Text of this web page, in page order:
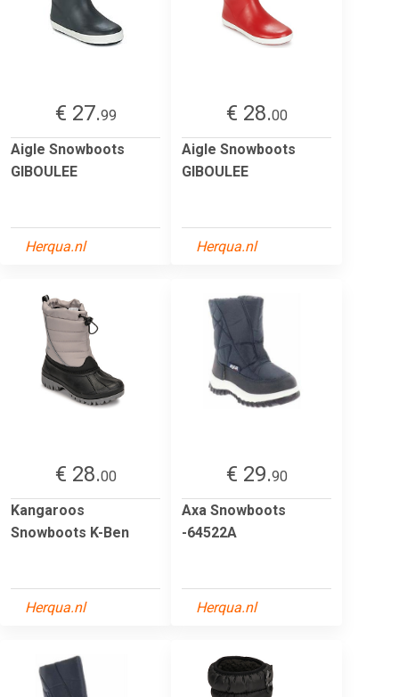
€ 27.99
Aigle Snowboots
GIBOULEE
Herqua.nl
€ 28.00
Aigle Snowboots
GIBOULEE
Herqua.nl
€ 28.00
Kangaroos
Snowboots K-Ben
Herqua.nl
€ 29.90
Axa Snowboots
-64522A
Herqua.nl